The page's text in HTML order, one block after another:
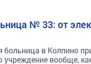
№ 33: от
больница в Колпино
вообще,